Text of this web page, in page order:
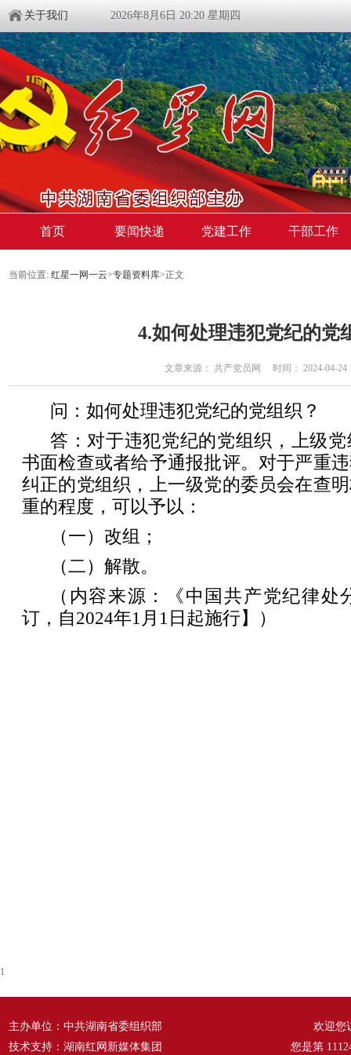
关于我们 2026年8月6日 20:20 星期四
首页 要闻快递 党建工作 干部工作
当前位置: 红星一网一云>专题资料库>正文
4.如何处理违犯党纪的党
文章来源： 共产党员网 时间： 2024-04-24
问：如何处理违犯党纪的党组织？
答：对于违犯党纪的党组织，上级
书面检查或者给予通报批评。对于严重
纠正的党组织，上一级党的委员会在查
重的程度，可以予以：
（一）改组；
（二）解散。
（内容来源：《中国共产党纪律处
订，自2024年1月1日起施行】）
1
主办单位：中共湖南省委组织部
技术支持：湖南红网新媒体集团
欢迎您
您是第